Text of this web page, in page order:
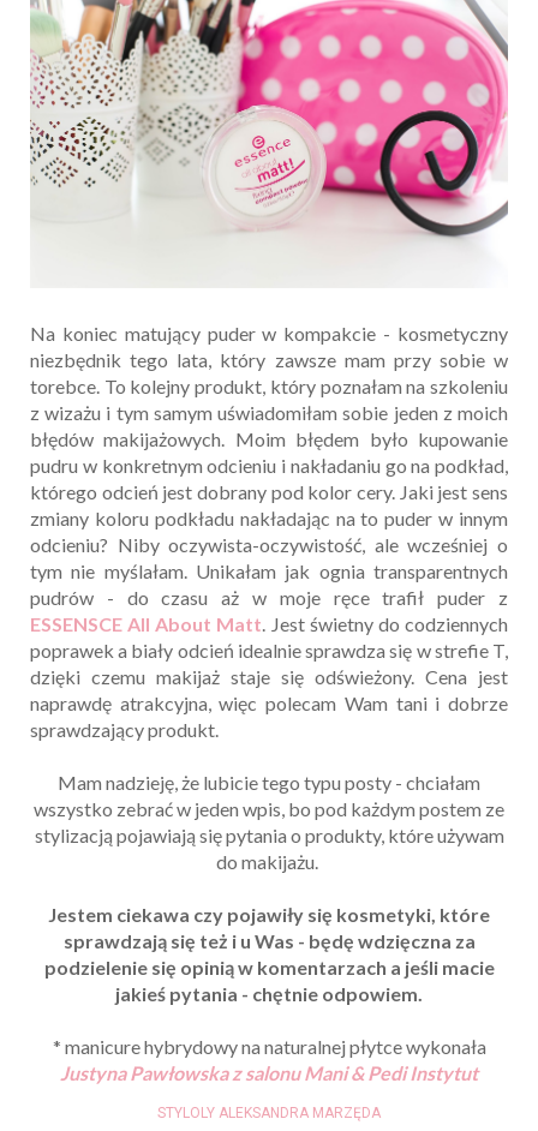
Na koniec matujący puder w kompakcie - kosmetyczny
niezbędnik tego lata, który zawsze mam przy sobie w
torebce. To kolejny produkt, który poznałam na szkoleniu
z wizażu i tym samym uświadomiłam sobie jeden z moich
błędów makijażowych. Moim błędem było kupowanie
pudru w konkretnym odcieniu i nakładaniu go na podkład,
którego odcień jest dobrany pod kolor cery. Jaki jest sens
zmiany koloru podkładu nakładając na to puder w innym
odcieniu? Niby oczywista-oczywistość, ale wcześniej o
tym nie myślałam. Unikałam jak ognia transparentnych
pudrów - do czasu aż w moje ręce trafił puder z
ESSENSCE All About Matt. Jest świetny do codziennych
poprawek a biały odcień idealnie sprawdza się w strefie T,
dzięki czemu makijaż staje się odświeżony. Cena jest
naprawdę atrakcyjna, więc polecam Wam tani i dobrze
sprawdzający produkt.
Mam nadzieję, że lubicie tego typu posty - chciałam
wszystko zebrać w jeden wpis, bo pod każdym postem ze
stylizacją pojawiają się pytania o produkty, które używam
do makijażu.
Jestem ciekawa czy pojawiły się kosmetyki, które
sprawdzają się też i u Was - będę wdzięczna za
podzielenie się opinią w komentarzach a jeśli macie
jakieś pytania - chętnie odpowiem.
* manicure hybrydowy na naturalnej płytce wykonała
Justyna Pawłowska z salonu Mani & Pedi Instytut
STYLOLY ALEKSANDRA MARZĘDA